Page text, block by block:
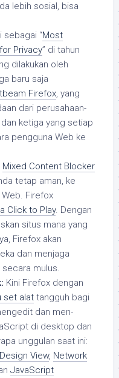
lebih sosial, bisa
sebagai “Most
Privacy” di tahun
dilakukan oleh
baru saja
Firefox, yang
dari perusahaan-
ketiga yang setiap
pengguna Web ke
Mixed Content Blocker
tetap aman, ke
Firefox
Click to Play. Dengan
situs mana yang
Firefox akan
dan menjaga
mulus.
Kini Firefox dengan
set alat tangguh bagi
dan men-
di desktop dan
unggulan saat ini:
View, Network
JavaScript